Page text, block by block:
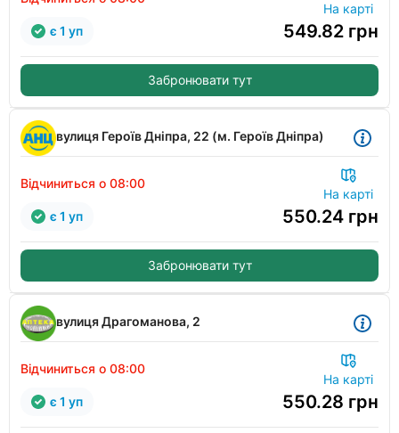
На карті
549.82 грн
є 1 уп
Забронювати тут
вулиця Героїв Дніпра, 22 (м. Героїв Дніпра)
Відчиниться о 08:00
На карті
550.24 грн
є 1 уп
Забронювати тут
вулиця Драгоманова, 2
Відчиниться о 08:00
На карті
550.28 грн
є 1 уп